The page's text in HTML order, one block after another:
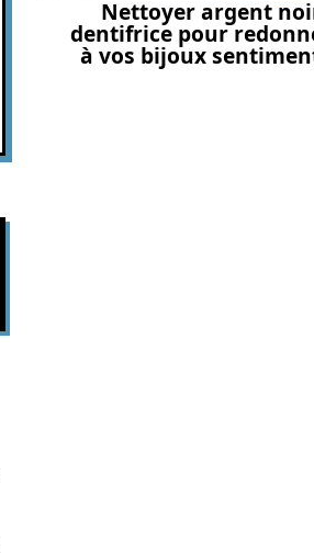
Nettoyer argent
dentifrice pour
à vos bijoux